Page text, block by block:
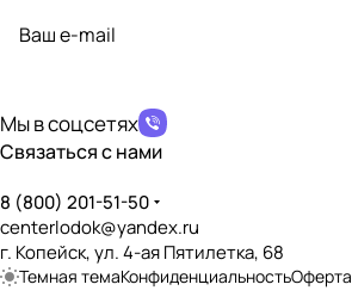
Мы в соцсетях
Связаться с нами
8 (800) 201-51-50
centerlodok@yandex.ru
г. Копейск, ул. 4-ая Пятилетка, 68
Темная темаКонфиденциальностьОферта